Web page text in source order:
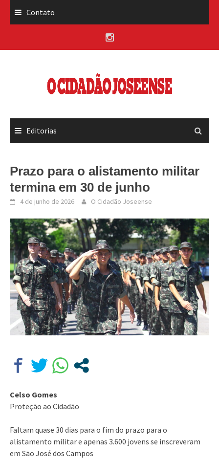
Contato
Editorias
Prazo para o alistamento militar
termina em 30 de junho
4 de junho de 2026 O Cidadão Joseense
Celso Gomes
Proteção ao Cidadão
Faltam quase 30 dias para o fim do prazo para o
alistamento militar e apenas 3.600 jovens se inscreveram
em São José dos Campos